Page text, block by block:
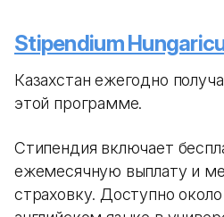
Stipendium
Казахстан ежегодно
этой программе.
Стипендия включает
ежемесячную выплату и
страховку. Доступно